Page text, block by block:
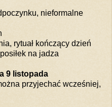
nieformalne
rytuał kończący dzień
na jadza
9 listopada
przyjechać wcześniej,